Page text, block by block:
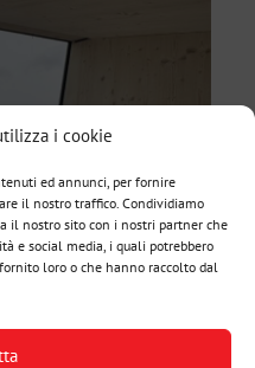
i cookie
ed annunci, per fornire
il nostro traffico. Condividiamo
il nostro sito con i nostri partner che
e social media, i quali potrebbero
loro o che hanno raccolto dal